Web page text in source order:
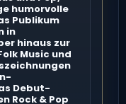
humorvolle
Publikum
in
hinaus zur
Music und
Debut-
Rock & Pop